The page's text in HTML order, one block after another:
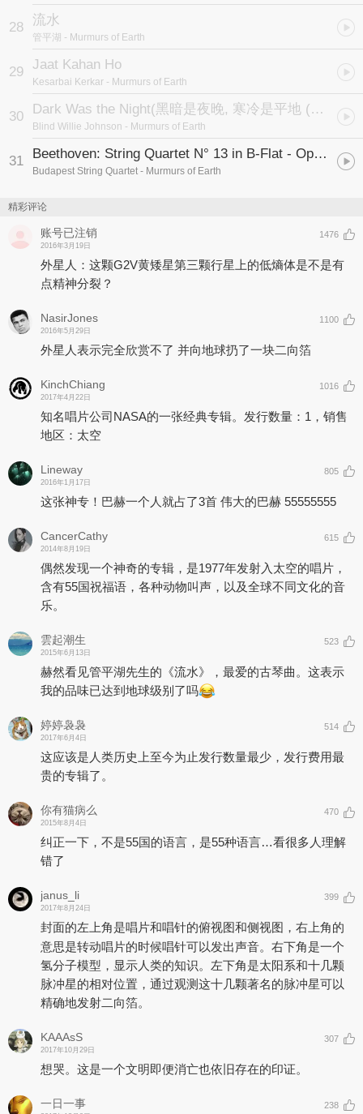
28 流水
管平湖 - Murmurs of Earth
29 Jaat Kahan Ho
Kesarbai Kerkar - Murmurs of Earth
30 Dark Was the Night(黑暗是夜晚, 寒冷是平地 (美国蓝调))
Blind Willie Johnson - Murmurs of Earth
31 Beethoven: String Quartet N° 13 in B-Flat - Opus 130 Cavatina
Budapest String Quartet - Murmurs of Earth
精彩评论
账号已注销
2016年3月19日
1476
外星人：这颗G2V黄矮星第三颗行星上的低熵体是不是有
点精神分裂？
NasirJones
2016年5月29日
1100
外星人表示完全欣赏不了 并向地球扔了一块二向箔
KinchChiang
2017年4月22日
1016
知名唱片公司NASA的一张经典专辑。发行数量：1，销售
地区：太空
Lineway
2016年1月17日
805
这张神专！巴赫一个人就占了3首 伟大的巴赫 55555555
CancerCathy
2014年8月19日
615
偶然发现一个神奇的专辑，是1977年发射入太空的唱片，
含有55国祝福语，各种动物叫声，以及全球不同文化的音
乐。
雲起潮生
2015年6月13日
523
赫然看见管平湖先生的《流水》，最爱的古琴曲。这表示
我的品味已达到地球级别了吗
婷婷袅袅
2017年6月4日
514
这应该是人类历史上至今为止发行数量最少，发行费用最
贵的专辑了。
你有猫病么
2015年8月4日
470
纠正一下，不是55国的语言，是55种语言…看很多人理解
错了
janus_li
2017年8月24日
399
封面的左上角是唱片和唱针的俯视图和侧视图，右上角的
意思是转动唱片的时候唱针可以发出声音。右下角是一个
氢分子模型，显示人类的知识。左下角是太阳系和十几颗
脉冲星的相对位置，通过观测这十几颗著名的脉冲星可以
精确地发射二向箔。
KAAAsS
2017年10月29日
307
想哭。这是一个文明即便消亡也依旧存在的印证。
一日一事 238